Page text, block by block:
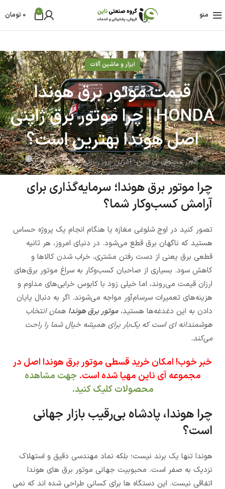
منو 0
0 تومان
ابزار و ماشین آلات
قیمت موتور برق هوندا
HONDA | چرا موتور برق ژاپنی
اصل هوندا بهترین است؟
مدیر محتوای آی ناین آخرین بروز رسانی 07 تیر - 1405 0
چرا موتور برق هوندا؛ سرمایه‌گذاری برای
آرامش کسب‌وکار شما؟
تصور کنید در اوج شلوغی مغازه یا هنگام انجام یک پروژه حساس
هستید که ناگهان برق قطع می‌شود. در دنیای امروز، هر ثانیه
قطعی برق یعنی از دست رفتن مشتری، خراب شدن کالاها و
کاهش سود. بسیاری از صاحبان کسب‌وکار به سراغ موتور برق‌های
ارزان‌ قیمت می‌روند، اما خیلی زود با کابوس خرابی‌های مداوم و
هزینه‌های تعمیرات سرسام‌آور مواجه می‌شوند. اگر به دنبال پایان
دادن به این دغدغه‌ها هستید،موتور برق هوندا همان انتخاب
هوشمندانه ای است که یک‌بار برای همیشه خیال شما را راحت
می‌کند.
خبر خوب! امکان خرید قسطی موتور برق هوندا اصل در
مجموعه آی ناین مهیا شده است. جهت مشاهده
محصولات کلیک کنید.
چرا هوندا، پادشاه بی‌رقیب بازار جهانی
است؟
هوندا تنها یک برند نیست؛ بلکه نماد مهندسی دقیق و استهلاک
نزدیک به صفر است. محبوبیت جهانی موتور برق های هوندا
اتفاقی نیست. این دستگاه ها برای کسانی طراحی شده اند که نمی